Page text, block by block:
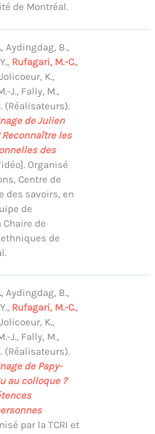
de Montréal.
, Aydingdag, B.,
Rufagari, M.-C.,
K.,
J., Fally, M.,
(Réalisateurs).
de Julien
les
des
Organisé
Centre de
des savoirs, en
de
de
de
, Aydingdag, B.,
Rufagari, M.-C.,
K.,
J., Fally, M.,
(Réalisateurs).
de Papy-
au colloque ?
par la TCRI et